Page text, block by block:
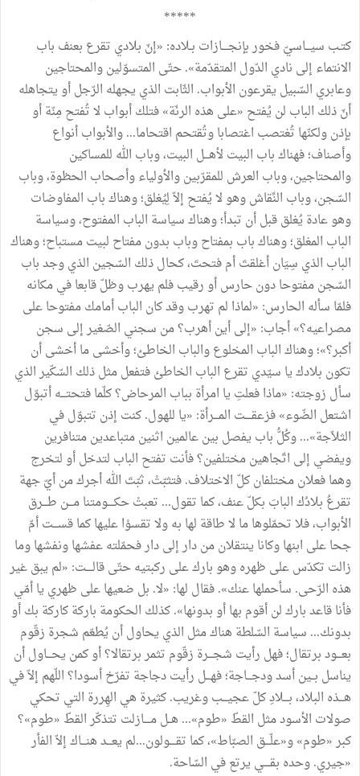
*****
كتـب سيـــاسيّ فخور بإنجــــازات بـلاده: «إنّ بلادي تقرع بعنف باب
الانتماء إلى نادي الدّول المتقدّمة». حتّى المتسوّلين والمحتاجين
وعابري السّبيل يقرعون الأبواب. الثّابت الذي يجهله الرّجل أو يتجاهله
أنّ ذلك الباب لن يُفتح «على هذه الرنّة» فتلك أبواب لا تُفتح مِنّة أو
بإذن ولكنّها تُغتصب اغتصابا وتُقتحم اقتحاما... والأبواب أنواع
وأصناف؛ فهناك باب البيت لأهـــل البيت، وباب الله للمساكين
والمحتاجين، وباب العرش للمقرّبين والأولياء وأصحاب الحظوة، وباب
السّجن، وباب النِّقاش وهو لا يُفتح إلاّ لِيُغلق؛ وهناك باب المفاوضات
وهو عادة يُغلق قبل أن تبدأ؛ وهناك سياسة الباب المفتوح، وسياسة
الباب المغلق؛ وهناك باب بمفتاح وباب بدون مفتاح لبيت مستباح؛ وهناك
الباب الذي سِيَان أغلقتَ أم فتحتَ، كحال ذلك السّجين الذي وجد باب
السّجن مفتوحا دون حارس أو رقيب فلم يهرب وظلّ قابعا في مكانه
فلمّا سأله الحارس: «لماذا لم تهرب وقد كان الباب أمامك مفتوحا على
مصراعيه؟» أجاب: «إلى أين أهرب؟ من سجني الصّغير إلى سجن
أكبر؟»؛ وهناك الباب المخلوع والباب الخاطئ؛ وأخشى ما أخشى أن
تكون بلادك يا سيّدي تقرع الباب الخاطئ فتفعل مثل ذلك السّكّير الذي
سأل زوجته: «ماذا فعلتِ يا امرأة بباب المرحاض؟ كلّما فتحتـــه أتبوّل
اشتعل الضّوء» فزعقــــت المـــرأة: «يا للهول. كنت إذن تتبوّل في
الثلاّجة»... وكُلُّ باب يفصل بين عالمين اثنين متباعدين متنافرين
ويفضي إلى اتّجاهين مختلفين؟ فأنت تفتح الباب لتدخل أو لتخرج
وهما فعلان مختلفان كلّ الاختلاف. فتثبّتْ، ثبّتَ الله أجرك من أيّ جهة
تقرعُ بلادُك البابَ بكلّ عنف، كما تقول... تعبتْ حكــــومتنا مـــن طـــرق
الأبواب، فلا تحمّلوها ما لا طاقة لها به ولا تقسوْا عليها كما قســـت أمّ
جحا على ابنها وكانا ينتقلان من دار إلى دار فحمّلته عفشها ونفشها وما
زالت تكدّس على ظهره وهو بارك على ركبتيه حتّى قالــــت: «لم يبق غير
هذه الرّحى. سأحملها عنك». فقال لها: «لا. بل ضعيها على ظهري يا أمّي
فأنا قاعد بارك لن أقوم بها أو بدونها». كذلك الحكومة باركة كاركة بك أو
بدونك... سياسة السّلطة هناك مثل الذي يحاول أن يُطعّم شجرة زقّوم
بعـــود برتقال؛ فهل رأيت شجـــرة زقّوم تثمر برتقالا؟ أو كمن يحـــاول أن
يناسل بــين أسد ودجـــاجة؛ فهـــل رأيت دجاجة تفرّخ أسودا؟ اللّهم إلاّ في
هـــذه البلاد، بـــلادِ كلّ عجيـــب وغريب. كثيرة هي الهِررة التي تحكي
صولات الأسود مثل القطّ «طوم»... هــل مــــازلت تتذكّر القطّ «طوم»؟
كبر «طوم» و«علّـــق الصبّاط»، كما تقــــولون...لم يعـــد هنـــاك إلاّ الفأر
«جيري. وحده بقــــي يرتع في السّاحة.